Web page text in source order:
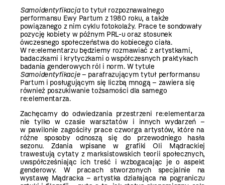
Samoidentyfikacjato tytuł rozpoznawalnego
performansu Ewy Partum z 1980 roku, a także
powiązanego z nim cyklu fotokolaży. Prace te sondowały
pozycję kobiety w późnym PRL-u oraz stosunek
ówczesnego społeczeństwa do kobiecego ciała.
W re:elementarzu będziemy rozmawiać z artystkami,
badaczkami i krytyczkami o współczesnych praktykach
badania genderowych ról i norm. W tytule
Samoidentyfikacje– parafrazującym tytuł performansu
Partum i posługującym się liczbą mnogą – zawiera się
również poszukiwanie tożsamości dla samego
re:elementarza.
Zachęcamy do odwiedzania przestrzeni re:elementarza
nie tylko w czasie warsztatów i innych wydarzeń–
w pawilonie zagościły prace czworga artystów, które na
różne sposoby odnoszą się do przewodniego hasła
sezonu.Zdaniawpisane w grafiki Oli Mądrackiej
trawestują cytaty z marksistowskich teorii społecznych,
uwspółcześniając ich treść i wzbogacając je o aspekt
genderowy. W pracach stworzonych specjalnie na
wystawę Mądracka – artystka działająca na pograniczu